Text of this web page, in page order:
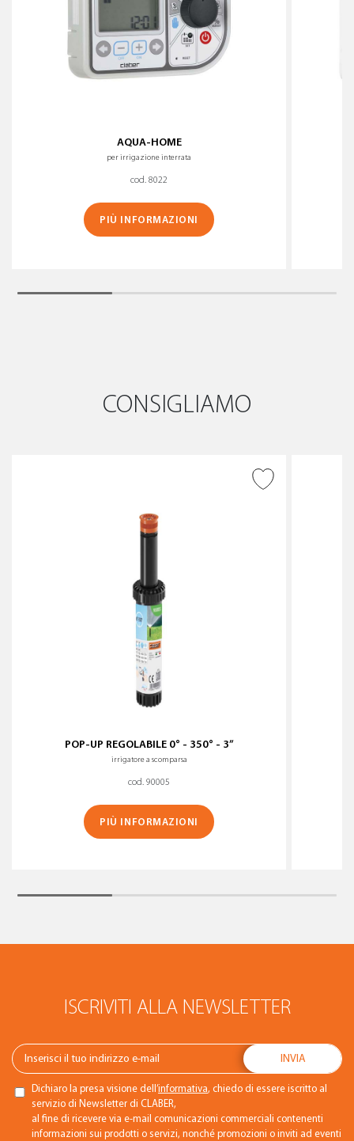
AQUA-HOME
per irrigazione interrata
cod. 8022
PIÙ INFORMAZIONI
CONSIGLIAMO
POP-UP REGOLABILE 0° - 350° - 3”
irrigatore a scomparsa
cod. 90005
PIÙ INFORMAZIONI
ISCRIVITI ALLA NEWSLETTER
Dichiaro la presa visione dell’informativa, chiedo di essere iscritto al
servizio di Newsletter di CLABER,
al fine di ricevere via e-mail comunicazioni commerciali contenenti
informazioni sui prodotti o servizi, nonché promozioni o inviti ad eventi